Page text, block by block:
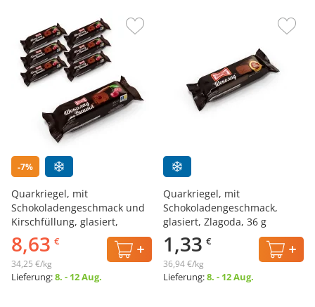
-7%
Quarkriegel, mit
Schokoladengeschmack und
Kirschfüllung, glasiert,
Zlagoda, 7 х 36 g
8,63 €
34,25 €/kg
Lieferung:8. - 12 Aug.
Quarkriegel, mit
Schokoladengeschmack,
glasiert, Zlagoda, 36 g
1,33 €
36,94 €/kg
Lieferung:8. - 12 Aug.